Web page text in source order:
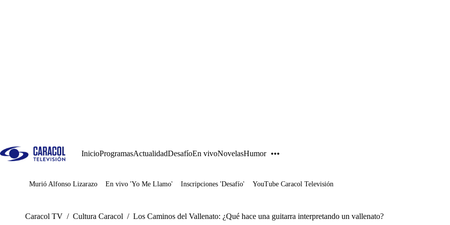
InicioProgramasActualidadDesafíoEn vivoNovelasHumor
Juegos
Murió Alfonso Lizarazo En vivo 'Yo Me Llamo' Inscripciones 'Desafío' YouTube Caracol Televisión
Caracol TV / Cultura Caracol / Los Caminos del Vallenato: ¿Qué hace una guitarra interpretando un vallenato?